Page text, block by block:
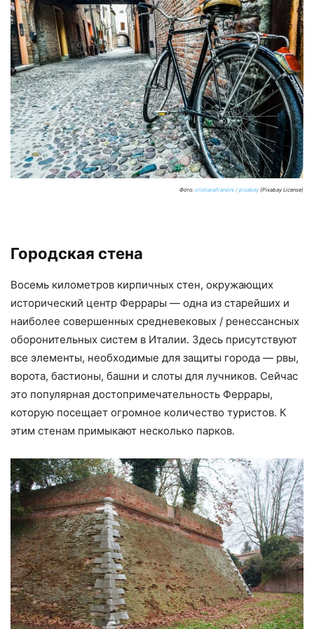
Фото: cristianafranzini / pixabay (Pixabay License)
Городская стена
Восемь километров кирпичных стен, окружающих
исторический центр Феррары — одна из старейших и
наиболее совершенных средневековых / ренессансных
оборонительных систем в Италии. Здесь присутствуют
все элементы, необходимые для защиты города — рвы,
ворота, бастионы, башни и слоты для лучников. Сейчас
это популярная достопримечательность Феррары,
которую посещает огромное количество туристов. К
этим стенам примыкают несколько парков.